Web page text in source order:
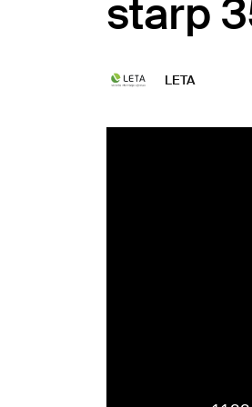
starp
LETA